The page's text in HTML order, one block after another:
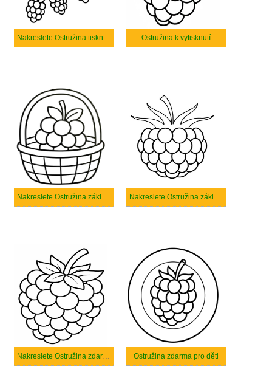
Nakreslete Ostružina tisknutelné pro děti Ostružina k vytisknutí
Nakreslete Ostružina základní Nakreslete Ostružina základní tisknutelné
Nakreslete Ostružina zdarma prostý Ostružina zdarma pro děti